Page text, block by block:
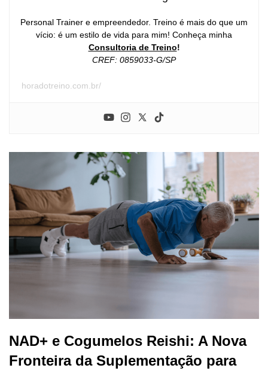
Personal Trainer e empreendedor. Treino é mais do que um
vício: é um estilo de vida para mim! Conheça minha
Consultoria de Treino!
CREF: 0859033-G/SP
horadotreino.com.br/
NAD+ e Cogumelos Reishi: A Nova
Fronteira da Suplementação para